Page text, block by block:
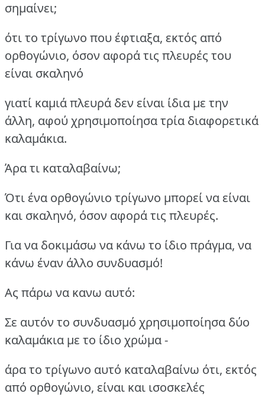
σημαίνει;
ότι το τρίγωνο που έφτιαξα, εκτός από
ορθογώνιο, όσον αφορά τις πλευρές του
είναι σκαληνό
γιατί καμιά πλευρά δεν είναι ίδια με την
άλλη, αφού χρησιμοποίησα τρία διαφορετικά
καλαμάκια.
Άρα τι καταλαβαίνω;
Ότι ένα ορθογώνιο τρίγωνο μπορεί να είναι
και σκαληνό, όσον αφορά τις πλευρές.
Για να δοκιμάσω να κάνω το ίδιο πράγμα, να
κάνω έναν άλλο συνδυασμό!
Ας πάρω να κανω αυτό:
Σε αυτόν το συνδυασμό χρησιμοποίησα δύο
καλαμάκια με το ίδιο χρώμα -
άρα το τρίγωνο αυτό καταλαβαίνω ότι, εκτός
από ορθογώνιο, είναι και ισοσκελές